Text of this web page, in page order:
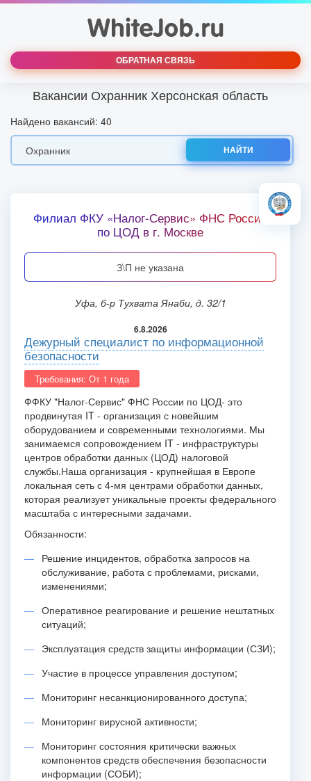
ОБРАТНАЯ СВЯЗЬ
Вакансии Охранник Херсонская область
Найдено вакансий: 40
НАЙТИ
Филиал ФКУ «Налог-Сервис» ФНС России
по ЦОД в г. Москве
З\П не указана
Уфа, б-р Тухвата Янаби, д. 32/1
6.8.2026
Дежурный специалист по информационной
безопасности
Требования: От 1 года
ФФКУ "Налог-Сервис" ФНС России по ЦОД- это
продвинутая IT - организация с новейшим
оборудованием и современными технологиями. Мы
занимаемся сопровождением IT - инфраструктуры
центров обработки данных (ЦОД) налоговой
службы.Наша организация - крупнейшая в Европе
локальная сеть с 4-мя центрами обработки данных,
которая реализует уникальные проекты федерального
масштаба с интересными задачами.
Обязанности:
Решение инцидентов, обработка запросов на
обслуживание, работа с проблемами, рисками,
изменениями;
Оперативное реагирование и решение нештатных
ситуаций;
Эксплуатация средств защиты информации (СЗИ);
Участие в процессе управления доступом;
Мониторинг несанкционированного доступа;
Мониторинг вирусной активности;
Мониторинг состояния критически важных
компонентов средств обеспечения безопасности
информации (СОБИ);